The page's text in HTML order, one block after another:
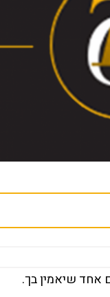
אחד שיאמין בך.